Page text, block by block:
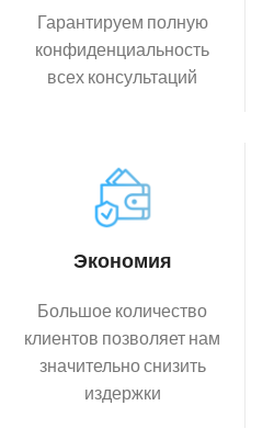
Гарантируем полную
конфиденциальность
всех консультаций
Экономия
Большое количество
клиентов позволяет нам
значительно снизить
издержки